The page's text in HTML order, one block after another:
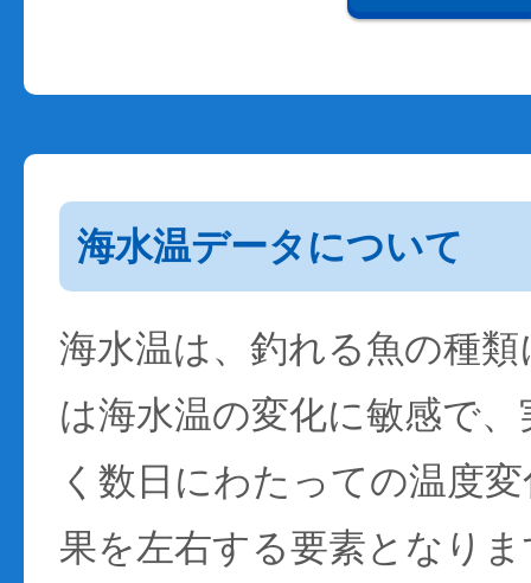
海水温データについて
海水温は、釣れる魚の種
は海水温の変化に敏感で
く数日にわたっての温度
果を左右する要素となり